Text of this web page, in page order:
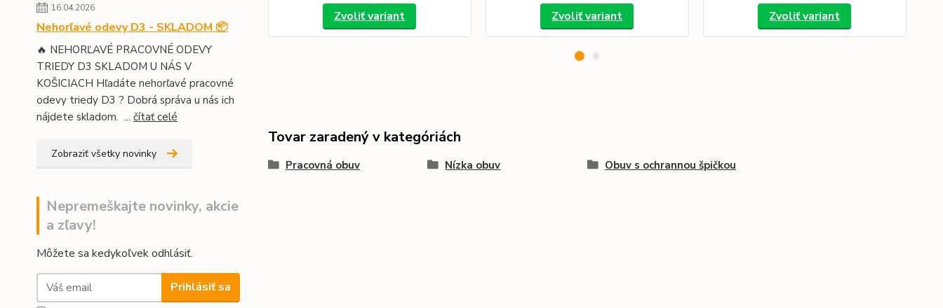
16.04.2026
Nehorľavé odevy D3 - SKLADOM 📦
🔥 NEHORĽAVÉ PRACOVNÉ ODEVY
TRIEDY D3 SKLADOM U NÁS V
KOŠICIACH Hľadáte nehorľavé pracovné
odevy triedy D3 ? Dobrá správa u nás ich
nájdete skladom. ... čítať celé
Zobraziť všetky novinky
Nepremeškajte novinky, akcie
a zľavy!
Môžete sa kedykoľvek odhlásiť.
Prihlásiť sa
Zvoliť variant Zvoliť variant Zvoliť variant
Tovar zaradený v kategóriách
Pracovná obuv Nízka obuv Obuv s ochrannou špičkou